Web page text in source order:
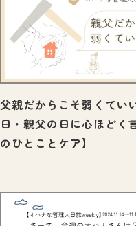
父親だからこそ弱くて
日・親父の日に心ほどく
のひとことケア】